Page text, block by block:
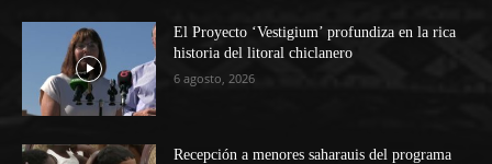
El Proyecto ‘Vestigium’ profundiza en la rica
historia del litoral chiclanero
6 agosto, 2026
Recepción a menores saharauis del programa